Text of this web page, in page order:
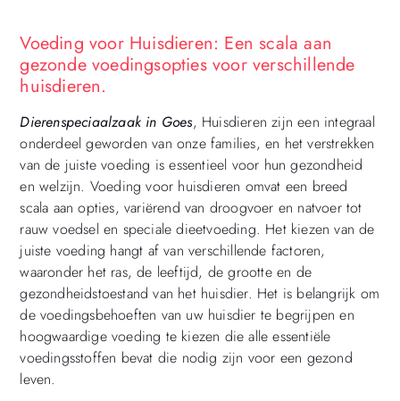
Voeding voor Huisdieren: Een scala aan
gezonde voedingsopties voor verschillende
huisdieren.
Dierenspeciaalzaak in Goes, Huisdieren zijn een integraal
onderdeel geworden van onze families, en het verstrekken
van de juiste voeding is essentieel voor hun gezondheid
en welzijn. Voeding voor huisdieren omvat een breed
scala aan opties, variërend van droogvoer en natvoer tot
rauw voedsel en speciale dieetvoeding. Het kiezen van de
juiste voeding hangt af van verschillende factoren,
waaronder het ras, de leeftijd, de grootte en de
gezondheidstoestand van het huisdier. Het is belangrijk om
de voedingsbehoeften van uw huisdier te begrijpen en
hoogwaardige voeding te kiezen die alle essentiële
voedingsstoffen bevat die nodig zijn voor een gezond
leven.